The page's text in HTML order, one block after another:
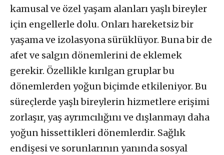
kamusal ve özel yaşam alanları yaşlı bireyler
için engellerle dolu. Onları hareketsiz bir
yaşama ve izolasyona sürüklüyor. Buna bir de
afet ve salgın dönemlerini de eklemek
gerekir. Özellikle kırılgan gruplar bu
dönemlerden yoğun biçimde etkileniyor. Bu
süreçlerde yaşlı bireylerin hizmetlere erişimi
zorlaşır, yaş ayrımcılığını ve dışlanmayı daha
yoğun hissettikleri dönemlerdir. Sağlık
endişesi ve sorunlarının yanında sosyal